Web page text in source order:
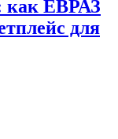
как ЕВРАЗ
для